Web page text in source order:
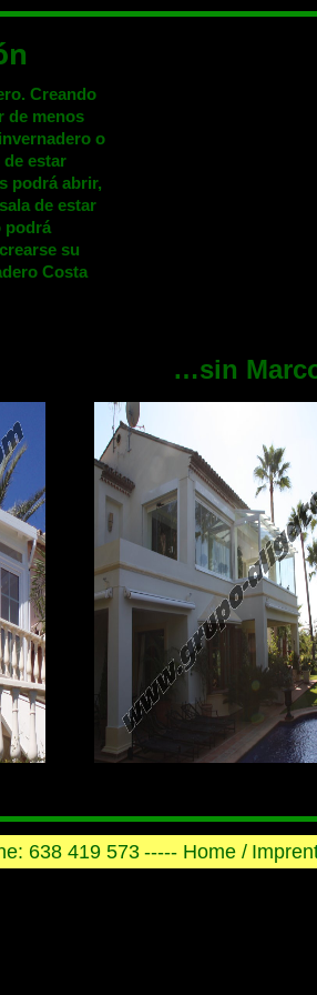
Creando
de menos
o
estar
podrá abrir,
de estar
podrá
su
Costa
…sin
638 419 573 ----- Home /